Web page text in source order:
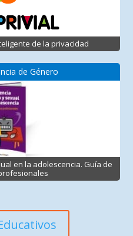
de la privacidad
de Género
en la adolescencia. Guía de